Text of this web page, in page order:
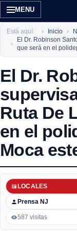
MENU
Está aquí: Inicio
El Dr. Robinson
que será en el
El Dr.
Ruta De
en el
Moca
Prensa NJ
LOCALES
587 visitas